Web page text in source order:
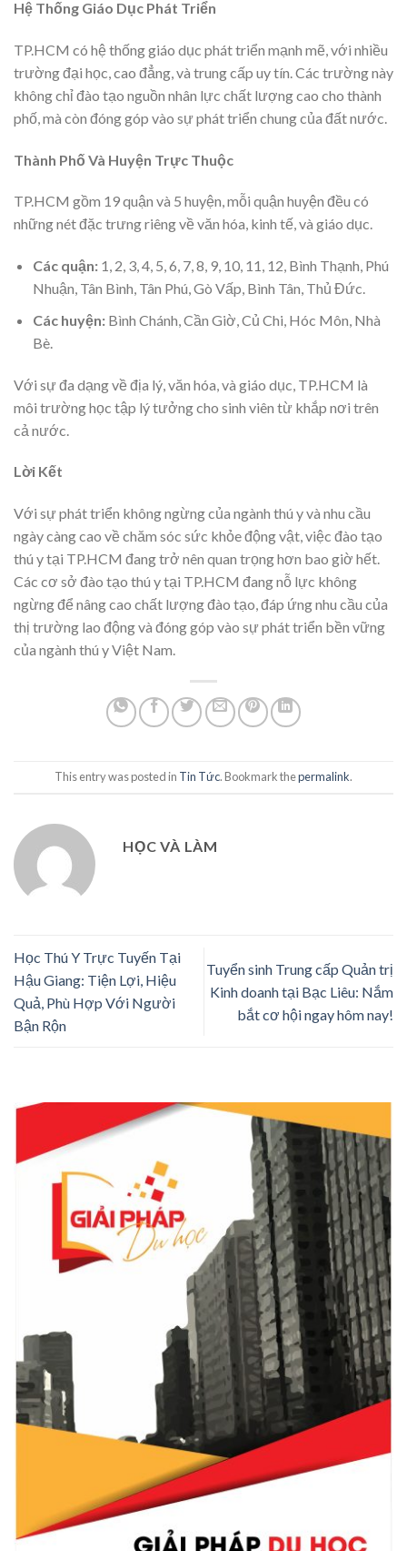
Hệ Thống Giáo Dục Phát Triển
TP.HCM có hệ thống giáo dục phát triển mạnh mẽ, với nhiều
trường đại học, cao đẳng, và trung cấp uy tín. Các trường này
không chỉ đào tạo nguồn nhân lực chất lượng cao cho thành
phố, mà còn đóng góp vào sự phát triển chung của đất nước.
Thành Phố Và Huyện Trực Thuộc
TP.HCM gồm 19 quận và 5 huyện, mỗi quận huyện đều có
những nét đặc trưng riêng về văn hóa, kinh tế, và giáo dục.
Các quận:1, 2, 3, 4, 5, 6, 7, 8, 9, 10, 11, 12, Bình Thạnh, Phú
Nhuận, Tân Bình, Tân Phú, Gò Vấp, Bình Tân, Thủ Đức.
Các huyện:Bình Chánh, Cần Giờ, Củ Chi, Hóc Môn, Nhà
Bè.
Với sự đa dạng về địa lý, văn hóa, và giáo dục, TP.HCM là
môi trường học tập lý tưởng cho sinh viên từ khắp nơi trên
cả nước.
Lời Kết
Với sự phát triển không ngừng của ngành thú y và nhu cầu
ngày càng cao về chăm sóc sức khỏe động vật, việc đào tạo
thú y tại TP.HCM đang trở nên quan trọng hơn bao giờ hết.
Các cơ sở đào tạo thú y tại TP.HCM đang nỗ lực không
ngừng để nâng cao chất lượng đào tạo, đáp ứng nhu cầu của
thị trường lao động và đóng góp vào sự phát triển bền vững
của ngành thú y Việt Nam.
This entry was posted in Tin Tức. Bookmark thepermalink.
HỌC VÀ LÀM
Học Thú Y Trực Tuyến Tại
Hậu Giang: Tiện Lợi, Hiệu
Quả, Phù Hợp Với Người
Bận Rộn
Tuyển sinh Trung cấp Quản trị
Kinh doanh tại Bạc Liêu: Nắm
bắt cơ hội ngay hôm nay!